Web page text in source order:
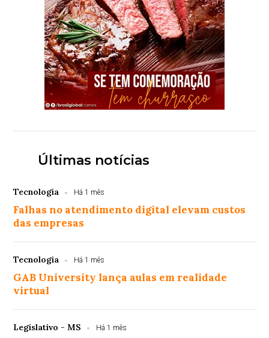
Últimas notícias
Tecnologia Há 1 mês
Falhas no atendimento digital elevam custos
das empresas
Tecnologia Há 1 mês
GAB University lança aulas em realidade
virtual
Legislativo - MS Há 1 mês